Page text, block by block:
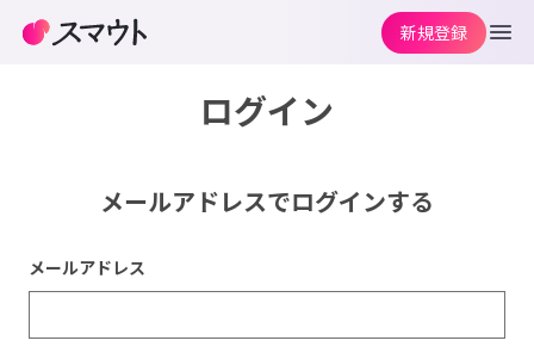
ログイン
メールアドレスでログインする
メールアドレス
新規登録